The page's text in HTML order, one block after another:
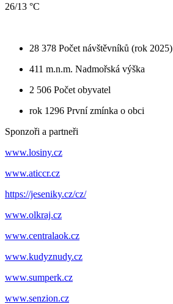
26/13 °C
28 378 Počet návštěvníků (rok 2025)
411 m.n.m. Nadmořská výška
2 506 Počet obyvatel
rok 1296 První zmínka o obci
Sponzoři a partneři
www.losiny.cz
www.aticcr.cz
https://jeseniky.cz/cz/
www.olkraj.cz
www.centralaok.cz
www.kudyznudy.cz
www.sumperk.cz
www.senzion.cz